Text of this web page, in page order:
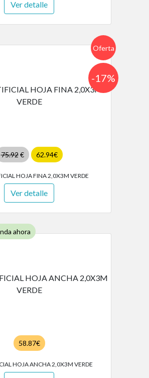
Ver detalle
Oferta
75.92€ 62.94€
-17%
HOJA FINA 2,0X3M VERDE
Ver detalle
ahora
58.87€
HOJA ANCHA 2,0X3M VERDE